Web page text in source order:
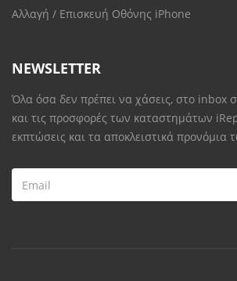
Αλλαγή / Επισκευή Οθόνης iPhone
NEWSLETTER
Όλα όσα δεν πρέπει να χάσεις, στο inbox
και τις προσφορές των καταστημάτων
εκπτώσεις και τα αποκλειστικά προνόμια